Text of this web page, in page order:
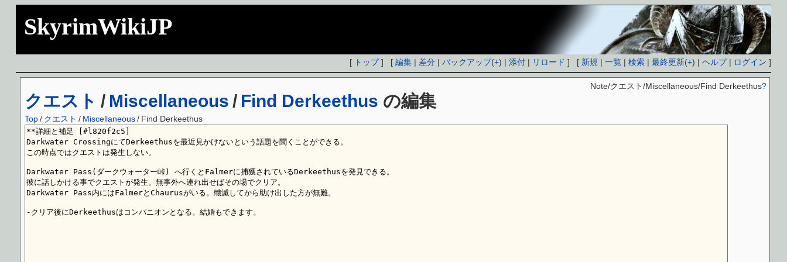
SkyrimWikiJP
[ トップ] [編集 | 差分 |バックアップ(+) |添付 | リロード ] [ 新規 |一覧 |検索 |最終更新(+) |ヘルプ| ログイン ]
クエスト / Miscellaneous / Find Derkeethus の編集
Note/クエスト/Miscellaneous/Find Derkeethus?
Top/ クエスト / Miscellaneous / Find Derkeethus